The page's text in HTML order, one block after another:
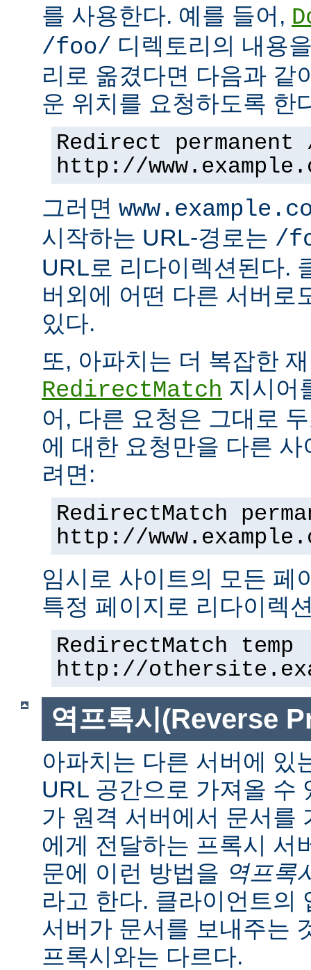
를 사용한다. 예를 들어,
/foo/ 디렉토리의 내용
리로 옮겼다면 다음과 같
운 위치를 요청하도록 한
Redirect
http://
그러면
시작하는 URL-경로는 /
URL로 리다이렉션된다.
버외에 어떤 다른 서버로
있다.
또, 아파치는 더 복잡한
RedirectMatch 지시어
어, 다른 요청은 그대로
에 대한 요청만을 다른
려면:
RedirectMatch
http://
임시로 사이트의 모든 페
특정 페이지로 리다이렉
RedirectMatch
http://
역프록시(Reverse
아파치는 다른 서버에 있
URL 공간으로 가져올 수
가 원격 서버에서 문서를
에게 전달하는 프록시 서
문에 이런 방법을 역프록
라고 한다. 클라이언트의
서버가 문서를 보내주는
프록시와는 다르다.